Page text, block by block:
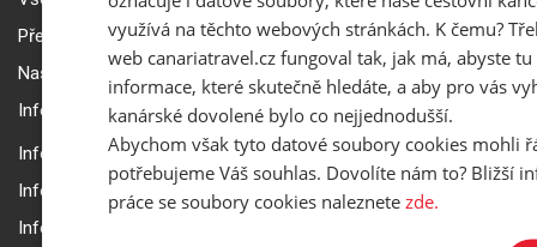
Přepravní podmínky Smartwings
Nastavení a ochrana soukromí
Informace k rezervaci zájezdu
Informace k pojištění
Informace k letecké přepravě
Informace k ubytování a pobytu
využívá na těchto webových stránkách. K čemu?
web canariatravel.cz fungoval tak, jak má, abyste
informace, které skutečně hledáte, a aby pro vás
kanárské dovolené bylo co nejjednodušší.
Abychom však tyto datové soubory cookies mohli
potřebujeme Váš souhlas. Dovolíte nám to? Bližší
práce se soubory cookies naleznete zde.